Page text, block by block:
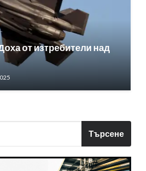
от изтребители над
Търсене